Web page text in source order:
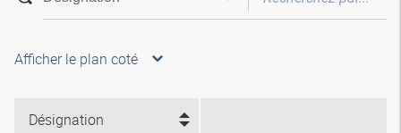
Afficher le plan coté
Désignation